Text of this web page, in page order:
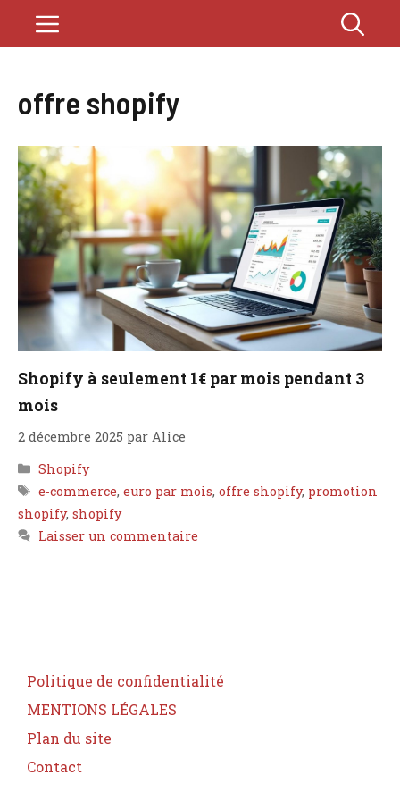
contenu
Menu
offre shopify
Shopify à seulement 1€ par mois pendant 3
mois
2 décembre 2025 par Alice
Catégories
Shopify
Étiquettes
e-commerce,euro par mois,offre shopify, promotion
shopify, shopify
Laisser un commentaire
Politique de confidentialité
MENTIONS LÉGALES
Plan du site
Contact